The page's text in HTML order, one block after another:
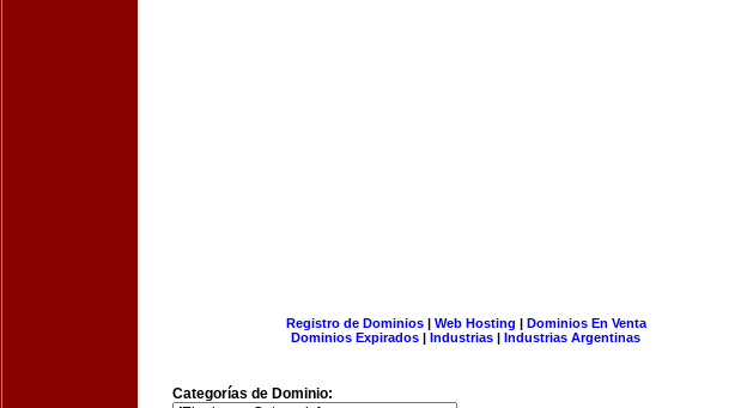
Registro de Dominios| Web Hosting | Dominios En Venta
Dominios Expirados | Industrias | Industrias Argentinas
Categorías de Dominio: